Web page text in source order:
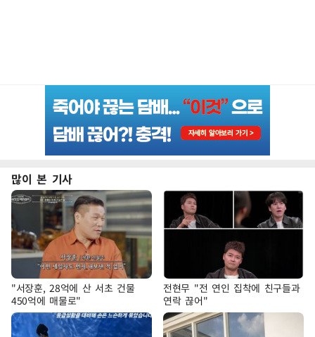
많이 본 기사
"서장훈, 28억에 산 서초 건물
450억에 매물로"
전현무 "전 연인 집착에 친구들과
연락 끊어"